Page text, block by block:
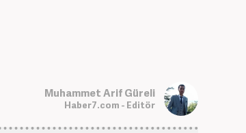
Muhammet Arif Güreli
Haber7.com - Editör